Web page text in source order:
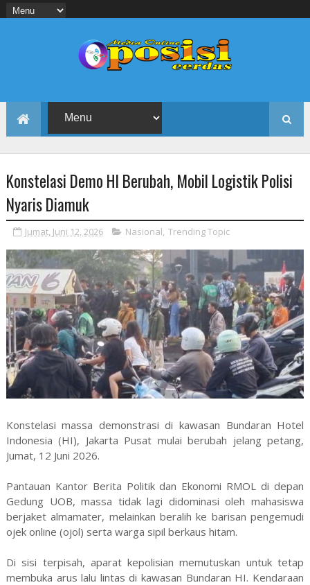
Konstelasi Demo HI Berubah, Mobil Logistik Polisi
Nyaris Diamuk
Jumat, Juni 12, 2026 Nasional, Trending Topic
Konstelasi massa demonstrasi di kawasan Bundaran Hotel
Indonesia (HI), Jakarta Pusat mulai berubah jelang petang,
Jumat, 12 Juni 2026.
Pantauan Kantor Berita Politik dan Ekonomi RMOL di depan
Gedung UOB, massa tidak lagi didominasi oleh mahasiswa
berjaket almamater, melainkan beralih ke barisan pengemudi
ojek online (ojol) serta warga sipil berkaus hitam.
Di sisi terpisah, aparat kepolisian memutuskan untuk tetap
membuka arus lalu lintas di kawasan Bundaran HI. Kendaraan